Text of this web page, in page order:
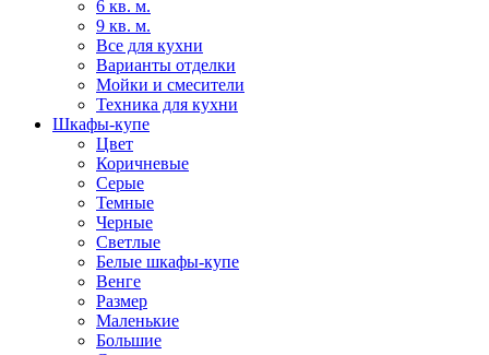
6 кв. м.
9 кв. м.
Все для кухни
Варианты отделки
Мойки и смесители
Техника для кухни
Шкафы-купе
Цвет
Коричневые
Серые
Темные
Черные
Светлые
Белые шкафы-купе
Венге
Размер
Маленькие
Большие